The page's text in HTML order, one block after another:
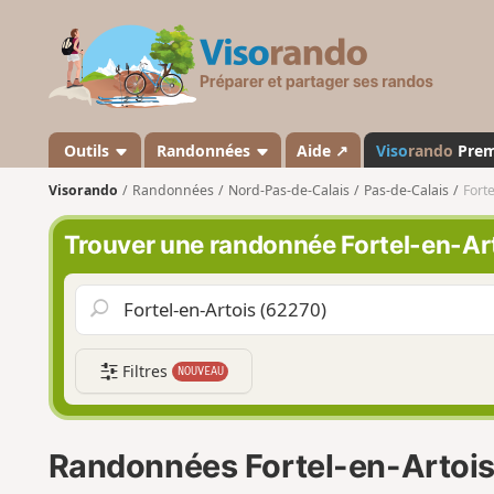
s
a
n
d
o
Outils Randonnées Aide ↗ Visorando
Visorando Randonnées Nord-Pas-de-Calais Pas-de-Calais
Trouver une randonnée Fortel-en-
Filtres NOUVEAU
Randonnées Fortel-en-Artois